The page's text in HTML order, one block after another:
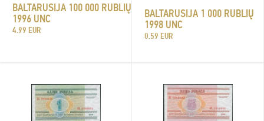
BALTARUSIJA 100 000 RUBLIŲ
1996 UNC
4.99 EUR
BALTARUSIJA 1 000 RUBLIŲ
1998 UNC
0.59 EUR